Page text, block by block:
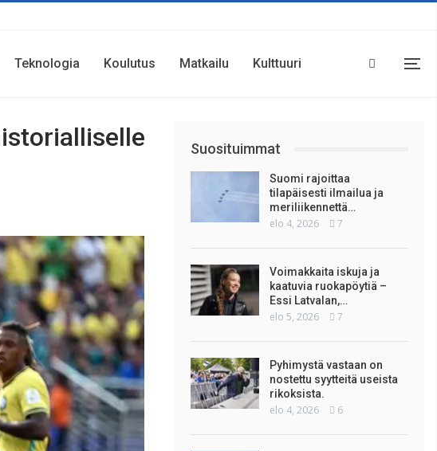
Teknologia Koulutus Matkailu Kulttuuri
Suosituimmat
Suomi rajoittaa
tilapäisesti ilmailua ja
meriliikennettä…
elo 4, 2026 7
Voimakkaita iskuja ja
kaatuvia ruokapöytiä –
Essi Latvalan,…
elo 5, 2026 7
Pyhimystä vastaan on
nostettu syytteitä useista
rikoksista.
elo 4, 2026 6